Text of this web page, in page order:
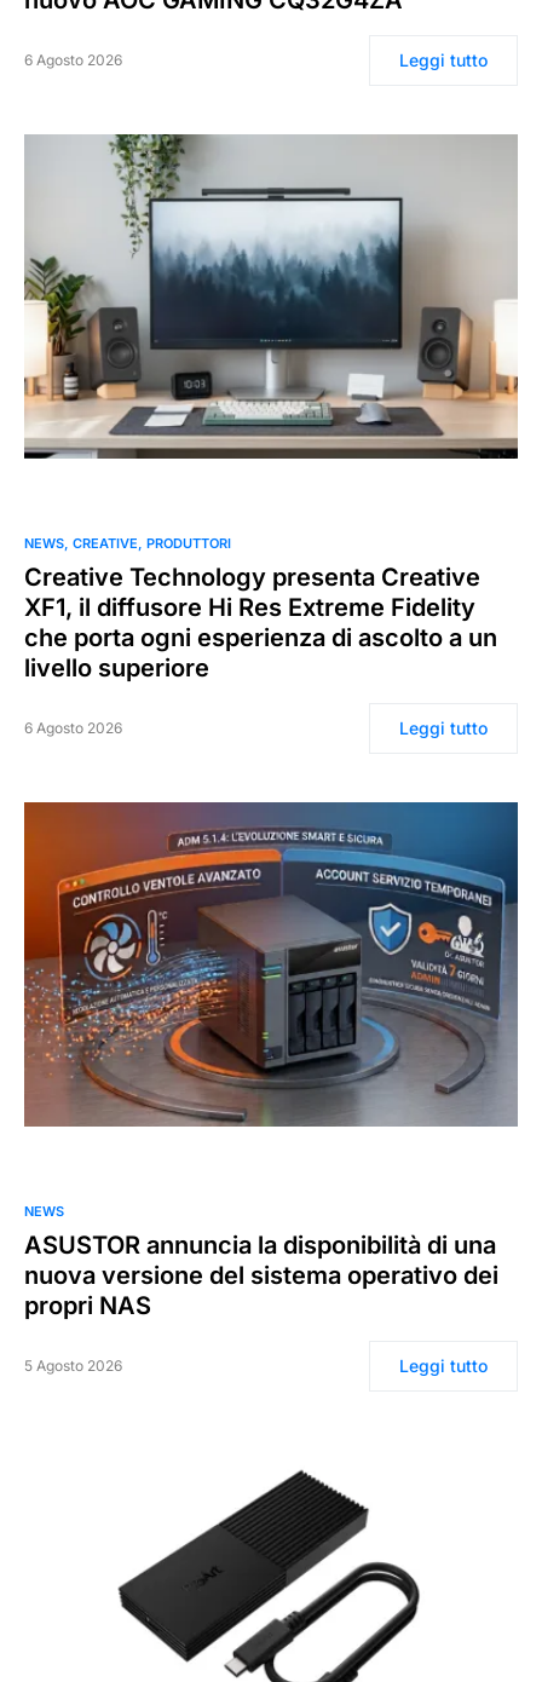
6 Agosto 2026 Leggi tutto
0
NEWS CREATIVE PRODUTTORI
Creative Technology presenta Creative
XF1, il diffusore Hi Res Extreme Fidelity
che porta ogni esperienza di ascolto a un
livello superiore
6 Agosto 2026 Leggi tutto
NEWS
ASUSTOR annuncia la disponibilità di una
nuova versione del sistema operativo dei
propri NAS
5 Agosto 2026 Leggi tutto